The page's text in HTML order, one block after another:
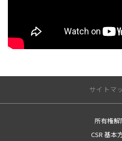
サイトマ
所有権解
CSR 基本